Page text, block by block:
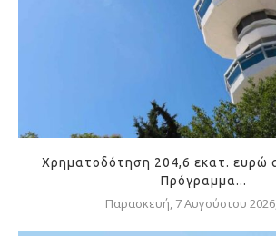
Χρηματοδότηση 204,6 εκατ. ευρώ
Πρόγραμμα...
Παρασκευή, 7 Αυγούστου